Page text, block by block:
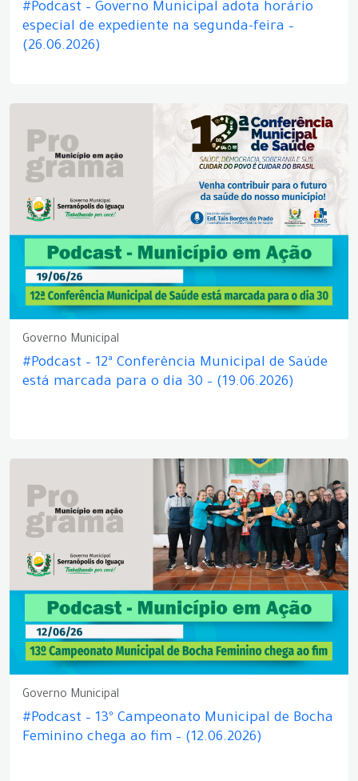
#Podcast – Governo Municipal adota horário
especial de expediente na segunda-feira –
(26.06.2026)
Governo Municipal
#Podcast – 12ª Conferência Municipal de Saúde
está marcada para o dia 30 – (19.06.2026)
Governo Municipal
#Podcast – 13º Campeonato Municipal de Bocha
Feminino chega ao fim – (12.06.2026)